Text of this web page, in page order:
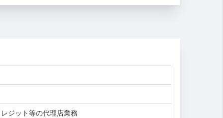
ジット等の代理店業務